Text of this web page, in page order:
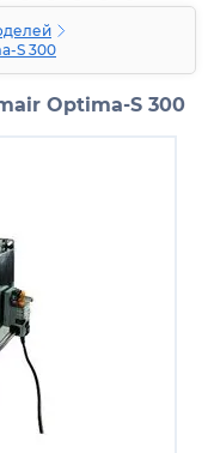
S 300
Optima-S 300